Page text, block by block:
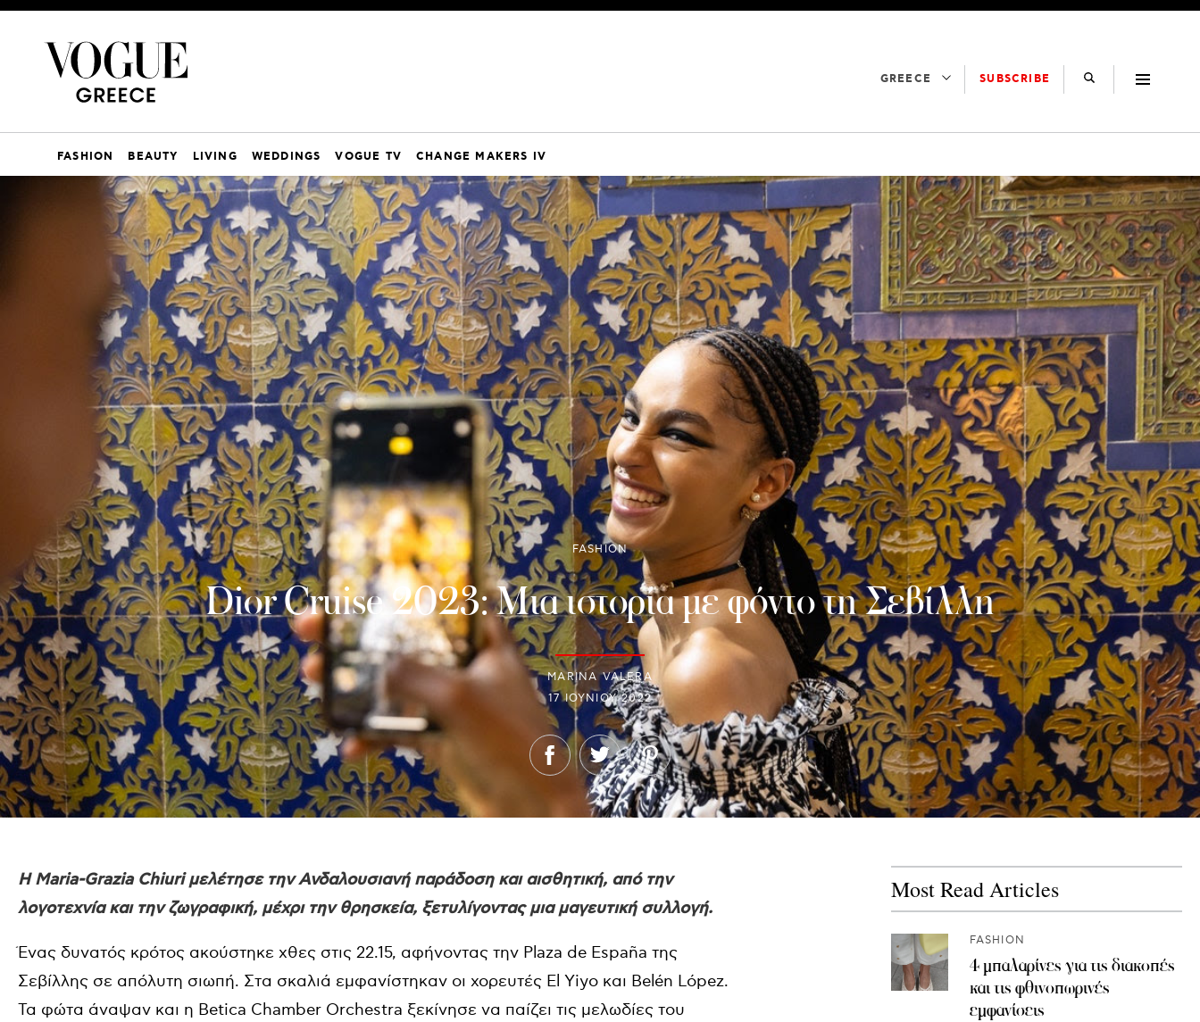
GREECE SUBSCRIBE
FASHION BEAUTY LIVING WEDDINGS VOGUE TV CHANGE MAKERS IV
FASHION
Dior Cruise 2023: Μια ιστορία με φόντο τη Σεβίλλη
MARINA VALERA
17 ΙΟΥΝΊΟΥ 2022
Η Maria-Grazia Chiuri μελέτησε την Ανδαλουσιανή παράδοση και αισθητική, από την
λογοτεχνία και την ζωγραφική, μέχρι την θρησκεία, ξετυλίγοντας μια μαγευτική συλλογή.
Ένας δυνατός κρότος ακούστηκε χθες στις 22.15, αφήνοντας την Plaza de España της
Σεβίλλης σε απόλυτη σιωπή. Στα σκαλιά εμφανίστηκαν οι χορευτές El Yiyo και Belén López.
Τα φώτα άναψαν και η Betica Chamber Orchestra ξεκίνησε να παίζει τις μελωδίες του
Most Read Articles
FASHION
4 μπαλαρίνες για τις διακοπές
και τις φθινοπωρινές
εμφανίσεις